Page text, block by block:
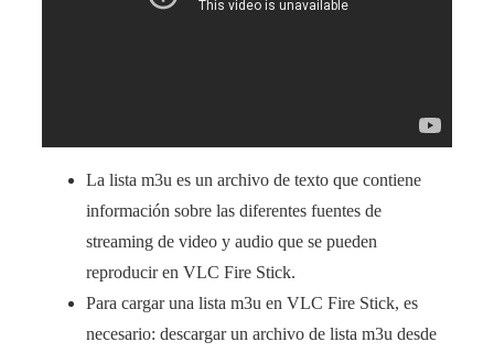
La lista m3u es un archivo de texto que contiene
información sobre las diferentes fuentes de
streaming de video y audio que se pueden
reproducir en VLC Fire Stick.
Para cargar una lista m3u en VLC Fire Stick, es
necesario: descargar un archivo de lista m3u desde